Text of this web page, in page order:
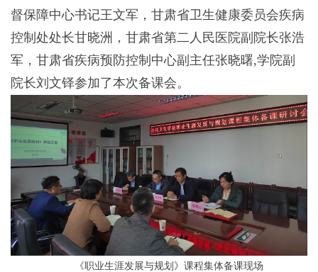
督保障中心书记王文军，甘肃省卫生健康委员会疾病
控制处处长甘晓洲，甘肃省第二人民医院副院长张浩
军，甘肃省疾病预防控制中心副主任张晓曙,学院副
院长刘文铎参加了本次备课会。
《职业生涯发展与规划》课程集体备课现场